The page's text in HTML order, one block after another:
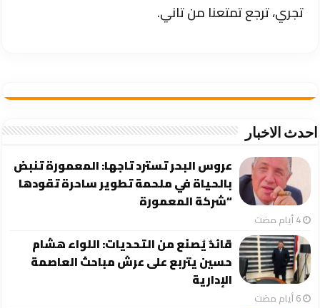
تجري، ترجع تمتعنا من تاني.
احدث الاخبار
عروس البحر تسترد تاجها: المعمورة تنبض
بالحياة في ملحمة تطوير ساحرة تقودها
“شركة المعمورة
‏4 أيام مضت
قائدٌ يُصنَع من التحديات: اللواء هشام
حسين يتربع على عرش مباحث العاصمة
الإدارية
‏6 أيام مضت